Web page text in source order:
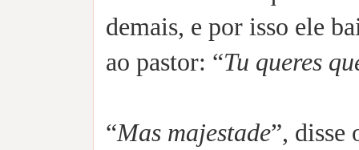
demais, e por isso ele
ao pastor: “Tu queres
“Mas majestade”, disse